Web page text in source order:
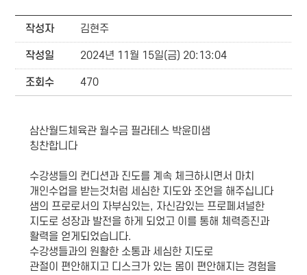
작성자 김현주
작성일 2024년 11월 15일(금) 20:13:04
조회수 470
삼산월드체육관 월수금 필라테스 박윤미샘
칭찬합니다
수강생들의 컨디션과 진도를 계속 체크하시면서 마치
개인수업을 받는것처럼 세심한 지도와 조언을 해주십니다
샘의 프로로서의 자부심있는, 자신감있는 프로페셔널한
지도로 성장과 발전을 하게 되었고 이를 통해 체력증진과
활력을 얻게되었습니다.
수강생들과의 원활한 소통과 세심한 지도로
관절이 편안해지고 디스크가 있는 몸이 편안해지는 경험을